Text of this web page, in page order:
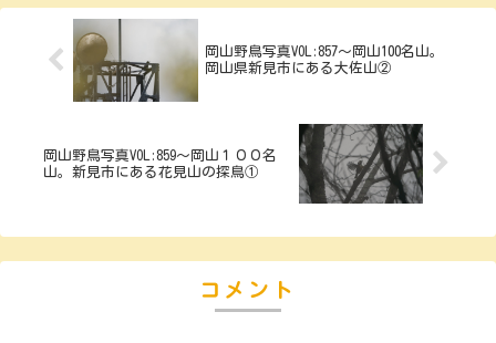
岡山野鳥写真VOL:857～岡山100名山。
岡山県新見市にある大佐山②
岡山野鳥写真VOL:859～岡山１００名
山。新見市にある花見山の探鳥①
コメント